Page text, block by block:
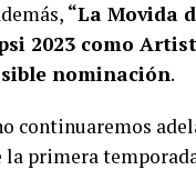
“La Movida
2023 como
nominación.
continuaremos
primera